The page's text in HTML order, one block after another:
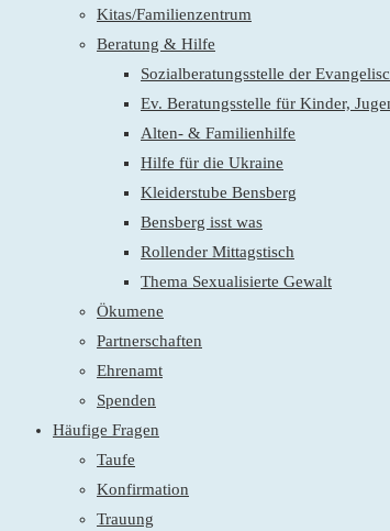
Kitas/Familienzentrum
Beratung & Hilfe
Sozialberatungsstelle der
Ev. Beratungsstelle für Kinder,
Alten- & Familienhilfe
Hilfe für die Ukraine
Kleiderstube Bensberg
Bensberg isst was
Rollender Mittagstisch
Thema Sexualisierte Gewalt
Ökumene
Partnerschaften
Ehrenamt
Spenden
Häufige Fragen
Taufe
Konfirmation
Trauung